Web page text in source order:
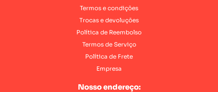
Termos e condições
Trocas e devoluções
Política de Reembolso
Termos de Serviço
Política de Frete
Empresa
Nosso endereço: